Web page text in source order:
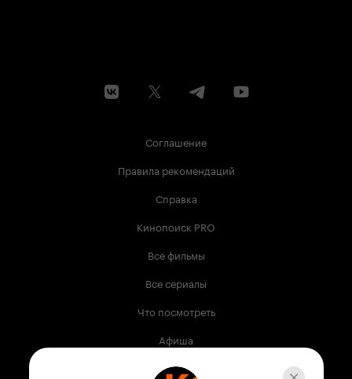
Соглашение
Правила рекомендаций
Справка
Кинопоиск PRO
Все фильмы
Все сериалы
Что посмотреть
Афиша
Музыка